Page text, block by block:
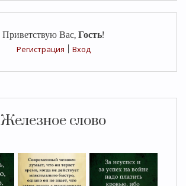
Приветствую Вас, Гость!
Регистрация
Вход
Железное слово